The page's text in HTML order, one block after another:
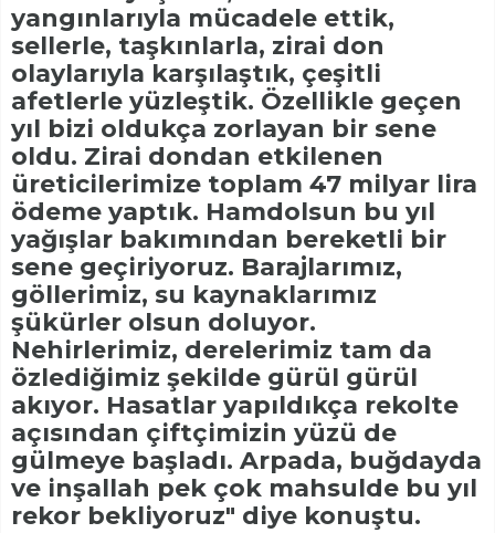
yangınlarıyla mücadele ettik,
sellerle, taşkınlarla, zirai don
olaylarıyla karşılaştık, çeşitli
afetlerle yüzleştik. Özellikle geçen
yıl bizi oldukça zorlayan bir sene
oldu. Zirai dondan etkilenen
üreticilerimize toplam 47 milyar lira
ödeme yaptık. Hamdolsun bu yıl
yağışlar bakımından bereketli bir
sene geçiriyoruz. Barajlarımız,
göllerimiz, su kaynaklarımız
şükürler olsun doluyor.
Nehirlerimiz, derelerimiz tam da
özlediğimiz şekilde gürül gürül
akıyor. Hasatlar yapıldıkça rekolte
açısından çiftçimizin yüzü de
gülmeye başladı. Arpada, buğdayda
ve inşallah pek çok mahsulde bu yıl
rekor bekliyoruz" diye konuştu.